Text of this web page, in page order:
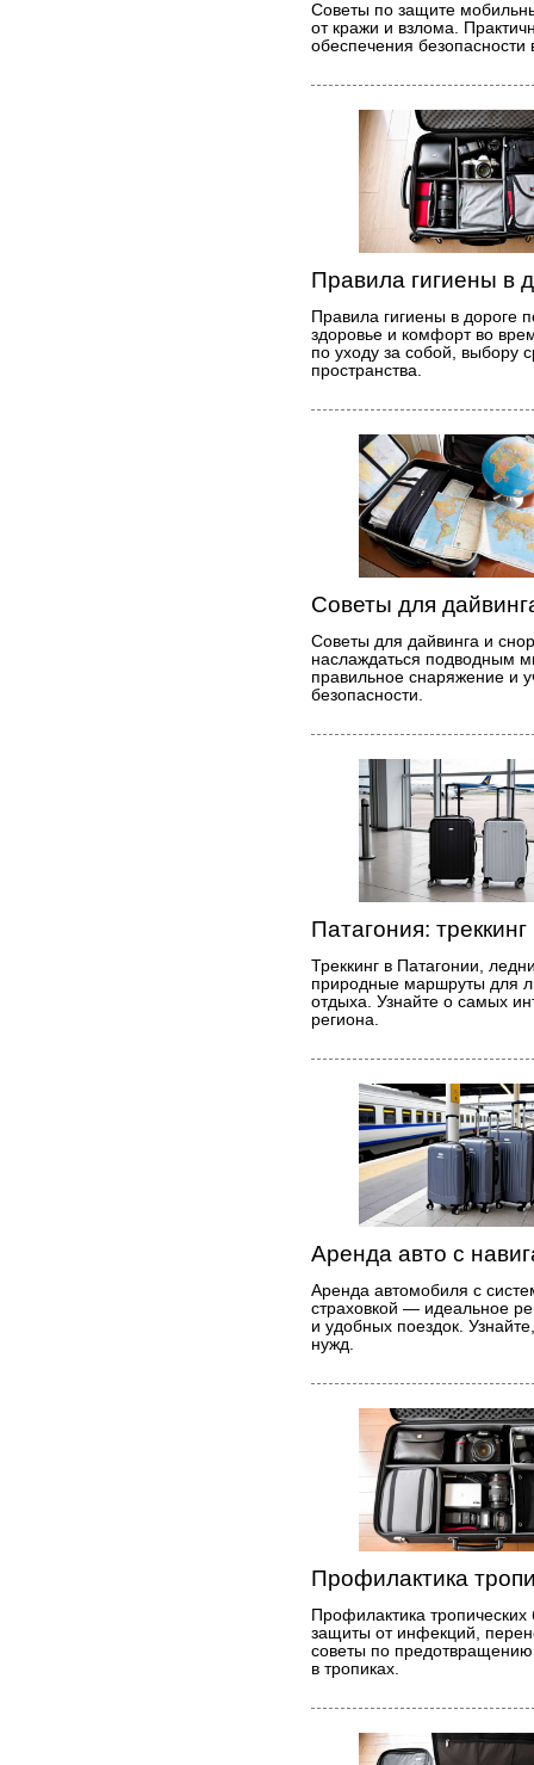
Советы по защите
от кражи и взлома.
обеспечения
Правила гигиены в
Правила гигиены в дороге
здоровье и комфорт во
по уходу за собой, выбору
пространства.
Советы для
Советы для дайвинга и
наслаждаться подводным
правильное снаряжение и
безопасности.
Патагония:
Треккинг в Патагонии,
природные маршруты для
отдыха. Узнайте о самых
региона.
Аренда авто с
Аренда автомобиля с
страховкой — идеальное
и удобных поездок.
нужд.
Профилактика
Профилактика
защиты от инфекций,
советы по
в тропиках.